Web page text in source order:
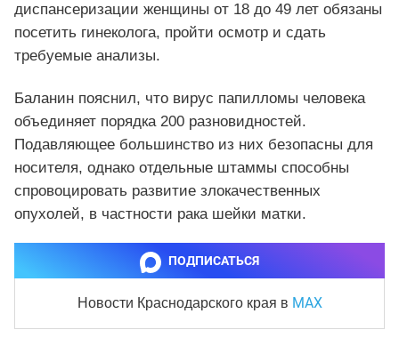
диспансеризации женщины от 18 до 49 лет обязаны
посетить гинеколога, пройти осмотр и сдать
требуемые анализы.
Баланин пояснил, что вирус папилломы человека
объединяет порядка 200 разновидностей.
Подавляющее большинство из них безопасны для
носителя, однако отдельные штаммы способны
спровоцировать развитие злокачественных
опухолей, в частности рака шейки матки.
ПОДПИСАТЬСЯ
Новости Краснодарского края в MAX